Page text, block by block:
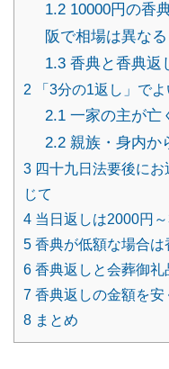
1.210000円の香
阪で相場は異なる
1.3香典と香典返
2 「3分の1返し」で
2.1一家の主が亡
2.2親族・身内か
3 四十九日法要後に
じて
4 当日返しは2000円
5 香典が低額な場合は
6 香典返しと会葬御礼
7 香典返しの金額を安
8 まとめ